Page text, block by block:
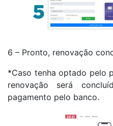
6 – Pronto, renovação
*Caso tenha optado pelo
renovação será
pagamento pelo banco.